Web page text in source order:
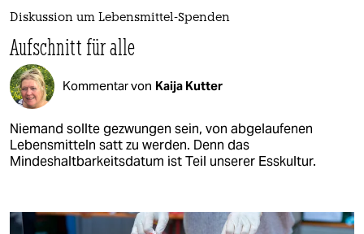
Diskussion um Lebensmittel-Spenden
Aufschnitt für alle
Kommentar von Kaija Kutter
Niemand sollte gezwungen sein, von abgelaufenen
Lebensmitteln satt zu werden. Denn das
Mindeshaltbarkeitsdatum ist Teil unserer Esskultur.